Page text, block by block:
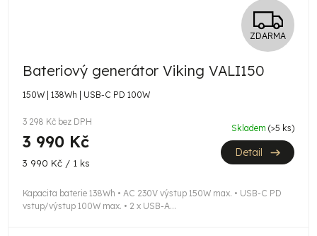
Z
D
M
A
ZDARMA
Bateriový generátor Viking VALI150
150W | 138Wh | USB-C PD 100W
3 298 Kč bez DPH
3 990 Kč
Měrná
3 990 Kč / 1 ks
Skladem (>5 ks)
Detail
Kapacita baterie 138Wh • AC 230V výstup 150W max. • USB-C PD
vstup/výstup 100W max. • 2 x USB-A...